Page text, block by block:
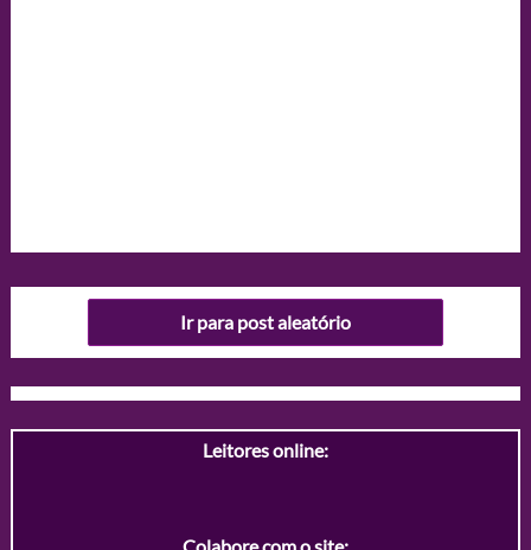
Ir para post aleatório
Leitores online: